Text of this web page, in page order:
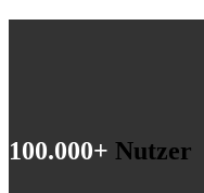
100.000+ Nutzer